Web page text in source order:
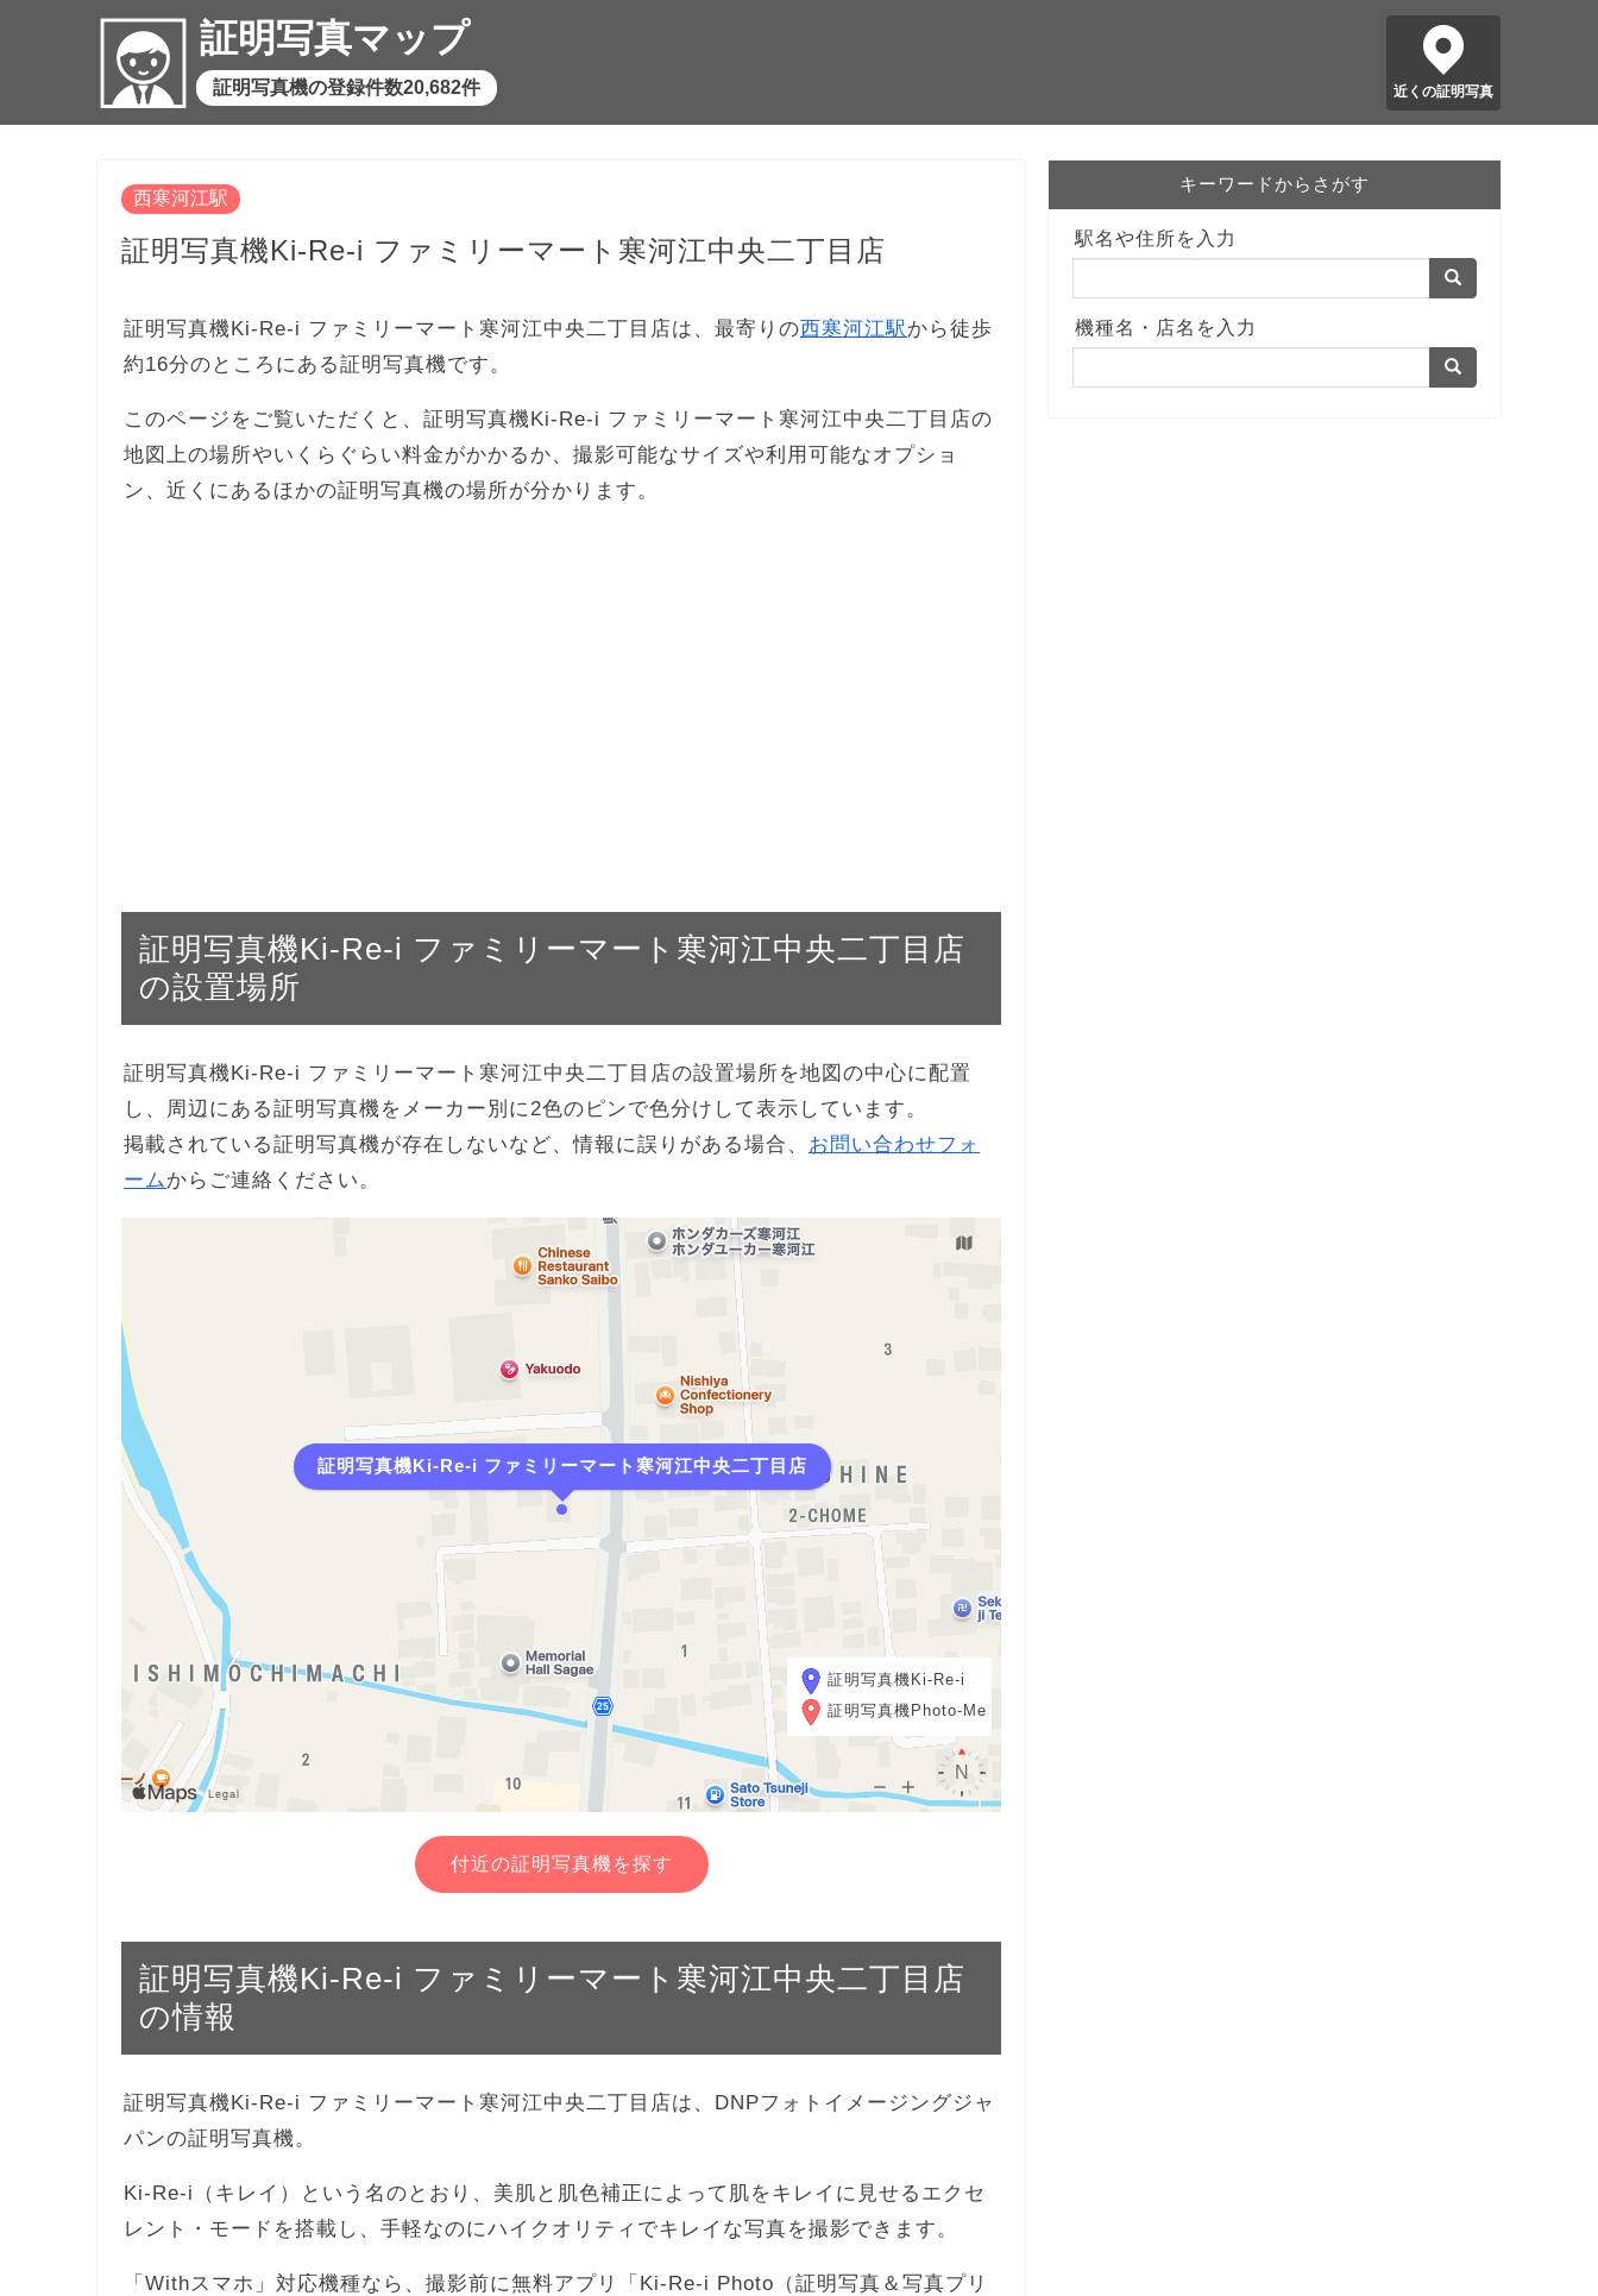
証明写真マップ
証明写真機の登録件数20,682件 近くの証明写真
西寒河江駅
証明写真機Ki-Re-i ファミリーマート寒河江中央二丁目店
証明写真機Ki-Re-i ファミリーマート寒河江中央二丁目店は、最寄りの西寒河江駅から徒歩
約16分のところにある証明写真機です。
このページをご覧いただくと、証明写真機Ki-Re-i ファミリーマート寒河江中央二丁目店の
地図上の場所やいくらぐらい料金がかかるか、撮影可能なサイズや利用可能なオプショ
ン、近くにあるほかの証明写真機の場所が分かります。
証明写真機Ki-Re-i ファミリーマート寒河江中央二丁目店
の設置場所
証明写真機Ki-Re-i ファミリーマート寒河江中央二丁目店の設置場所を地図の中心に配置
し、周辺にある証明写真機をメーカー別に2色のピンで色分けして表示しています。
掲載されている証明写真機が存在しないなど、情報に誤りがある場合、 お問い合わせフォ
ーム からご連絡ください。
証明写真機Ki-Re-i ファミリーマート寒河江中央二丁目店
証明写真機Ki-Re-i
証明写真機Photo-Me
付近の証明写真機を探す
証明写真機Ki-Re-i ファミリーマート寒河江中央二丁目店
の情報
証明写真機Ki-Re-i ファミリーマート寒河江中央二丁目店は、DNPフォトイメージングジャ
パンの証明写真機。
Ki-Re-i（キレイ）という名のとおり、美肌と肌色補正によって肌をキレイに見せるエクセ
レント・モードを搭載し、手軽なのにハイクオリティでキレイな写真を撮影できます。
「Withスマホ」対応機種なら、撮影前に無料アプリ「Ki-Re-i Photo（証明写真＆写真プリ
キーワードからさがす
駅名や住所を入力
機種名・店名を入力